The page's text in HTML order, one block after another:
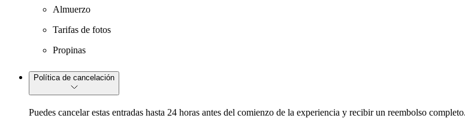
Almuerzo
Tarifas de fotos
Propinas
Política de cancelación
Puedes cancelar estas entradas hasta 24 horas antes del comienzo de la experiencia y recibir un reembolso completo.